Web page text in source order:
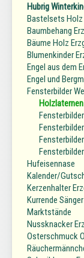
Hubrig
Bastelsets Holz
Baumbehang
Bäume Holz
Blumenkinder
Engel aus dem
Engel und
Fensterbilder
Hufeisennase
Kalender/
Kerzenhalter
Kurrende
Marktstände
Nussknacker
Osterschmuck